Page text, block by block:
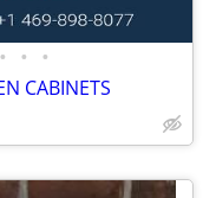
• • •
CABINETS